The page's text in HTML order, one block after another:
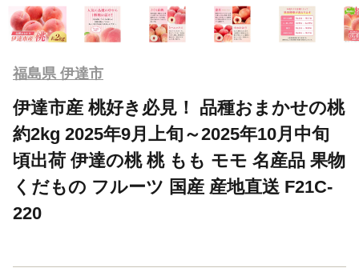
福島県 伊達市
伊達市産 桃好き必見！ 品種おまかせの桃
約2kg 2025年9月上旬～2025年10月中旬
頃出荷 伊達の桃 桃 もも モモ 名産品 果物
くだもの フルーツ 国産 産地直送 F21C-
220